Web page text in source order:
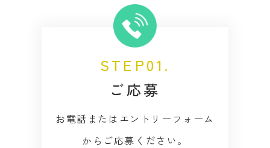
STEP01.
ご応募
お電話またはエントリーフォーム
からご応募ください。